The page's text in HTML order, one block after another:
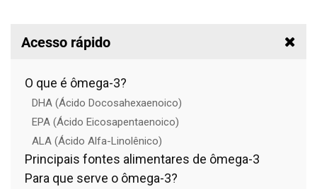
Acesso rápido
O que é ômega-3?
DHA (Ácido Docosahexaenoico)
EPA (Ácido Eicosapentaenoico)
ALA (Ácido Alfa-Linolênico)
Principais fontes alimentares de ômega-3
Para que serve o ômega-3?